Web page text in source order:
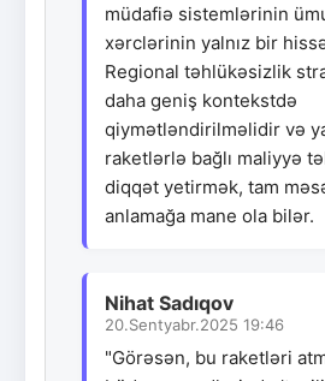
müdafiə sistemlərinin
xərclərinin yalnız bir
Regional təhlükəsizlik
daha geniş kontekstdə
qiymətləndirilməlidir və
raketlərlə bağlı maliyyə
diqqət yetirmək, tam
anlamağa mane ola bilər.
Nihat Sadıqov
20.Sentyabr.2025 19:46
"Görəsən, bu raketləri